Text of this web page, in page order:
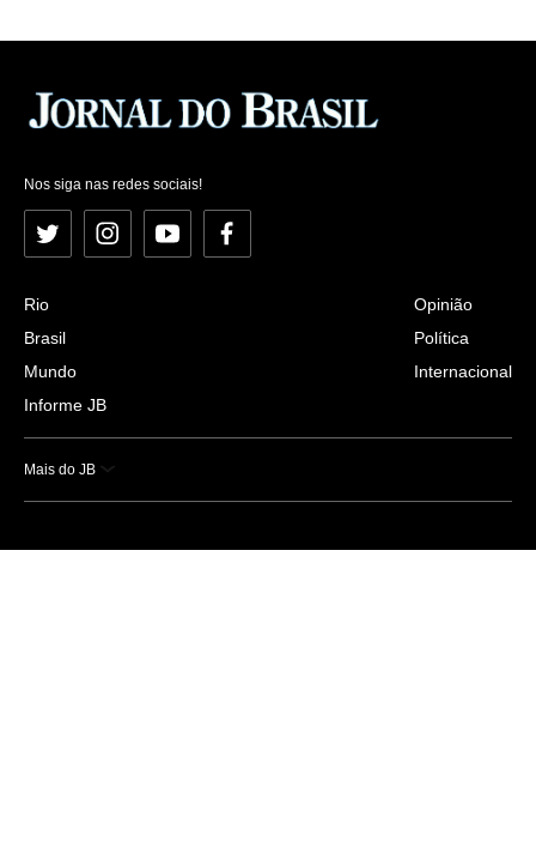
Nos siga nas redes sociais!
Twitter InstagramYouTubeFacebook
Rio
Brasil
Mundo
Informe JB
Opinião
Política
Internacional
Mais do JB
Esportes